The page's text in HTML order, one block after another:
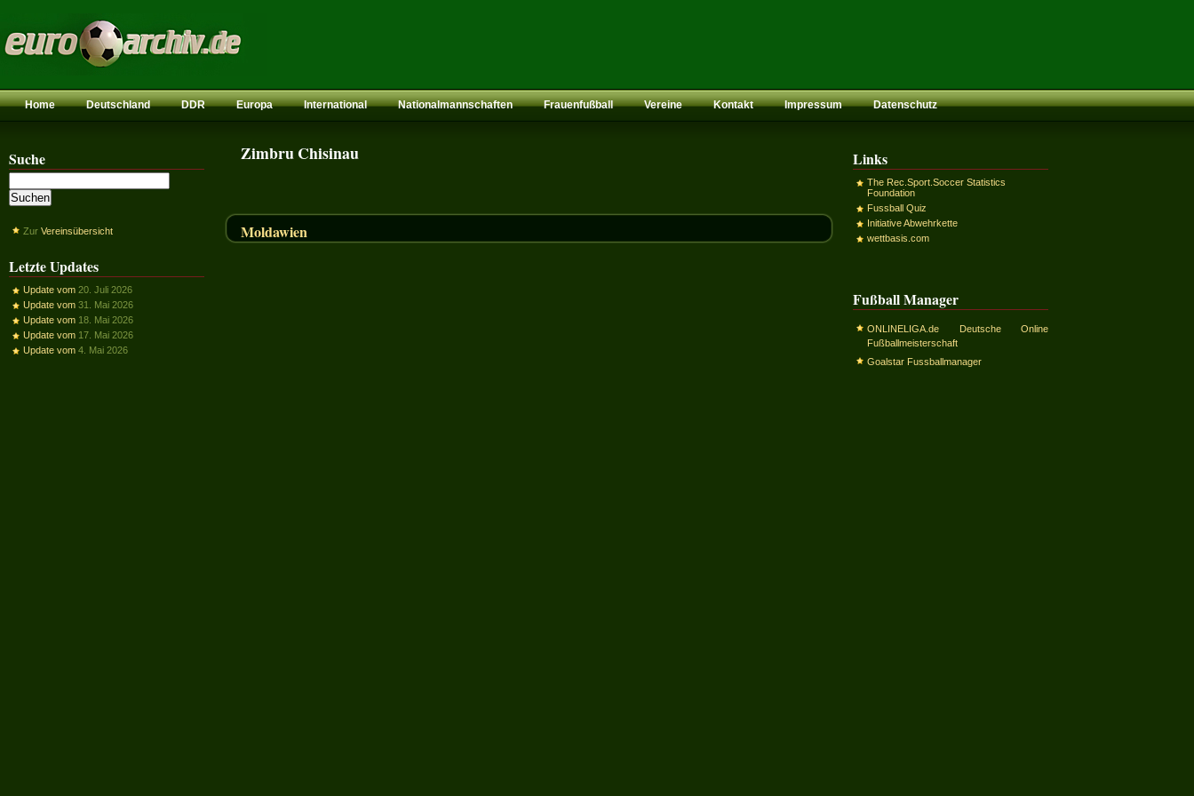
Home Deutschland DDR Europa International Nationalmannschaften Frauenfußball Vereine Kontakt Impressum Datenschutz
Suche
Zur Vereinsübersicht
Letzte Updates
Update vom 20. Juli 2026
Update vom 31. Mai 2026
Update vom 18. Mai 2026
Update vom 17. Mai 2026
Update vom 4. Mai 2026
Zimbru Chisinau
Moldawien
Links
The Rec.Sport.Soccer Statistics
Foundation
Fussball Quiz
Initiative Abwehrkette
wettbasis.com
Fußball Manager
ONLINELIGA.de Deutsche Online
Fußballmeisterschaft
Goalstar Fussballmanager